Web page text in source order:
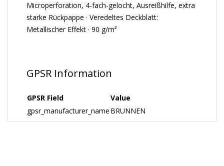
Microperforation, 4-fach-gelocht, Ausreißhilfe, extra
starke Rückpappe · Veredeltes Deckblatt:
Metallischer Effekt · 90 g/m²
GPSR Information
GPSR Field
Value
gpsr_manufacturer_name BRUNNEN